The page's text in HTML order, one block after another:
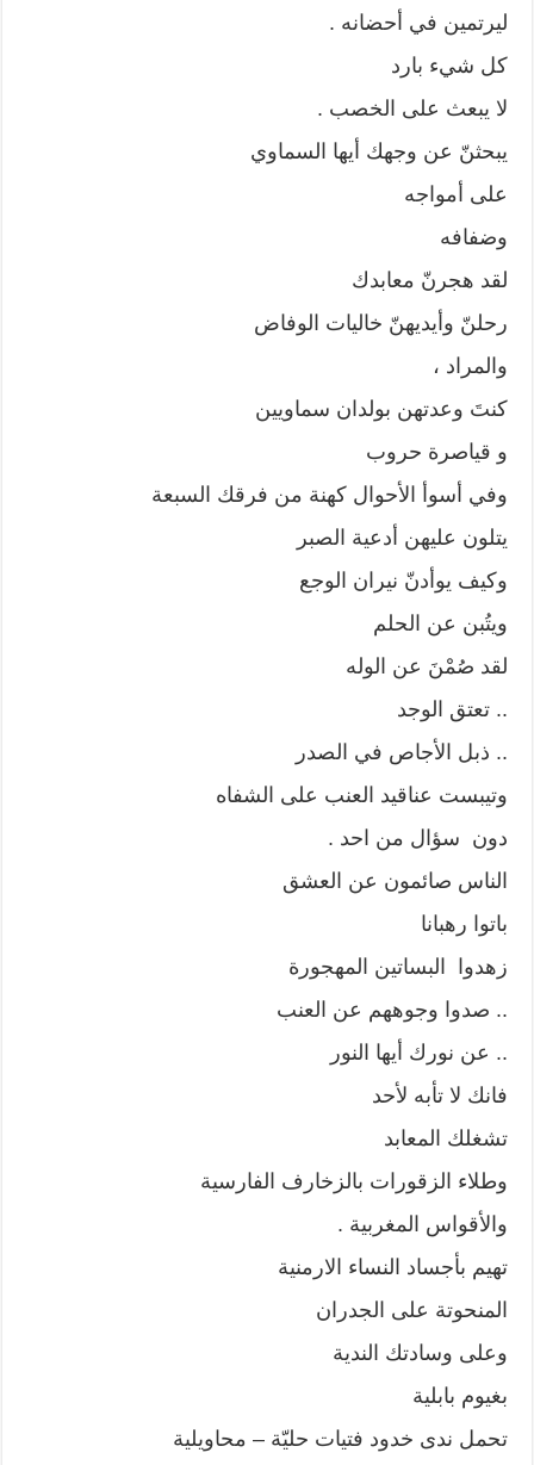
ليرتمين في أحضانه .
كل شيء بارد
لا يبعث على الخصب .
يبحثنّ عن وجهك أيها السماوي
على أمواجه
وضفافه
لقد هجرنّ معابدك
رحلنّ وأيديهنّ خاليات الوفاض
والمراد ،
كنتَ وعدتهن بولدان سماويين
و قياصرة حروب
وفي أسوأ الأحوال كهنة من فرقك السبعة
يتلون عليهن أدعية الصبر
وكيف يوأدنّ نيران الوجع
ويتُبن عن الحلم
لقد صُمْنَ عن الوله
.. تعتق الوجد
.. ذبل الأجاص في الصدر
وتيبست عناقيد العنب على الشفاه
دون سؤال من احد .
الناس صائمون عن العشق
باتوا رهبانا
زهدوا البساتين المهجورة
.. صدوا وجوههم عن العنب
.. عن نورك أيها النور
فانك لا تأبه لأحد
تشغلك المعابد
وطلاء الزقورات بالزخارف الفارسية
والأقواس المغربية .
تهيم بأجساد النساء الارمنية
المنحوتة على الجدران
وعلى وسادتك الندية
بغيوم بابلية
تحمل ندى خدود فتيات حليّة – محاويلية